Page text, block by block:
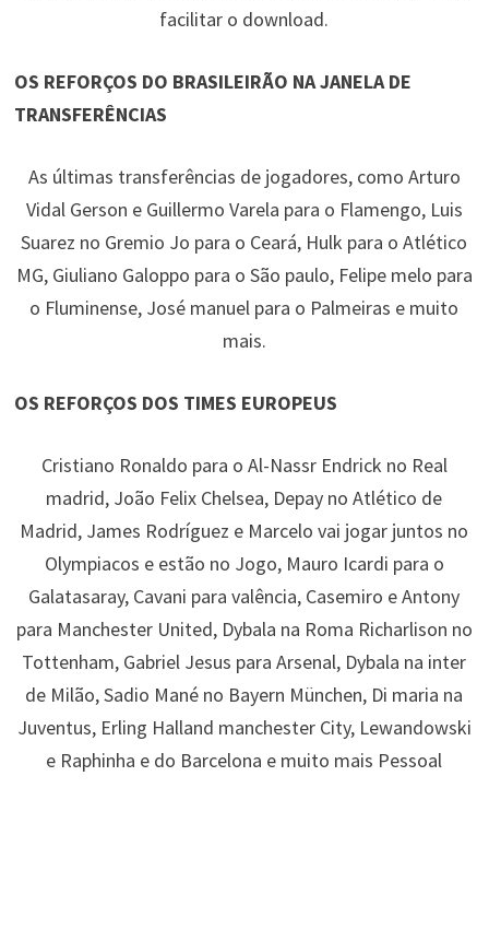
facilitar o download.
OS REFORÇOS DO BRASILEIRÃO NA JANELA DE
TRANSFERÊNCIAS
As últimas transferências de jogadores, como Arturo
Vidal Gerson e Guillermo Varela para o Flamengo, Luis
Suarez no Gremio Jo para o Ceará, Hulk para o Atlético
MG, Giuliano Galoppo para o São paulo, Felipe melo para
o Fluminense, José manuel para o Palmeiras e muito
mais.
OS REFORÇOS DOS TIMES EUROPEUS
Cristiano Ronaldo para o Al-Nassr Endrick no Real
madrid, João Felix Chelsea, Depay no Atlético de
Madrid, James Rodríguez e Marcelo vai jogar juntos no
Olympiacos e estão no Jogo, Mauro Icardi para o
Galatasaray, Cavani para valência, Casemiro e Antony
para Manchester United, Dybala na Roma Richarlison no
Tottenham, Gabriel Jesus para Arsenal, Dybala na inter
de Milão, Sadio Mané no Bayern München, Di maria na
Juventus, Erling Halland manchester City, Lewandowski
e Raphinha e do Barcelona e muito mais Pessoal